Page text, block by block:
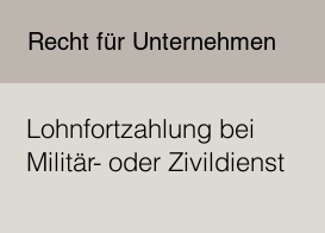
Recht für Unternehmen
Lohnfortzahlung bei
Militär- oder Zivildienst